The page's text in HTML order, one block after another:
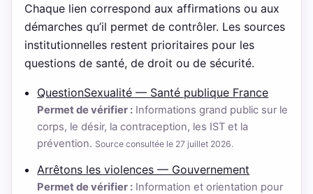
Chaque lien correspond aux affirmations ou aux
démarches qu’il permet de contrôler. Les sources
institutionnelles restent prioritaires pour les
questions de santé, de droit ou de sécurité.
QuestionSexualité — Santé publique France
Permet de vérifier : Informations grand public sur le
corps, le désir, la contraception, les IST et la
prévention. Source consultée le 27 juillet 2026.
Arrêtons les violences — Gouvernement
Permet de vérifier : Information et orientation pour